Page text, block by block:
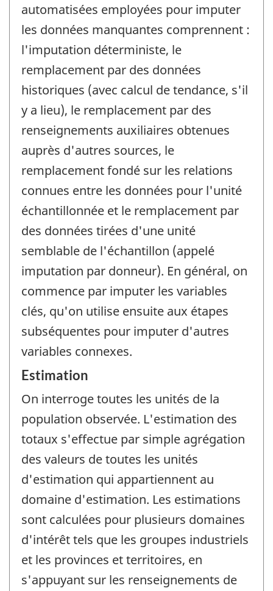
automatisées employées pour imputer
les données manquantes comprennent :
l'imputation déterministe, le
remplacement par des données
historiques (avec calcul de tendance, s'il
y a lieu), le remplacement par des
renseignements auxiliaires obtenues
auprès d'autres sources, le
remplacement fondé sur les relations
connues entre les données pour l'unité
échantillonnée et le remplacement par
des données tirées d'une unité
semblable de l'échantillon (appelé
imputation par donneur). En général, on
commence par imputer les variables
clés, qu'on utilise ensuite aux étapes
subséquentes pour imputer d'autres
variables connexes.
Estimation
On interroge toutes les unités de la
population observée. L'estimation des
totaux s'effectue par simple agrégation
des valeurs de toutes les unités
d'estimation qui appartiennent au
domaine d'estimation. Les estimations
sont calculées pour plusieurs domaines
d'intérêt tels que les groupes industriels
et les provinces et territoires, en
s'appuyant sur les renseignements de